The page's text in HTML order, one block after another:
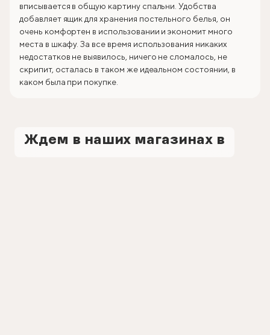
вписывается в общую картину спальни. Удобства
добавляет ящик для хранения постельного белья, он
очень комфортен в использовании и экономит много
места в шкафу. За все время использования никаких
недостатков не выявилось, ничего не сломалось, не
скрипит, осталась в таком же идеальном состоянии, в
каком была при покупке.
Ждем в наших магазинах в